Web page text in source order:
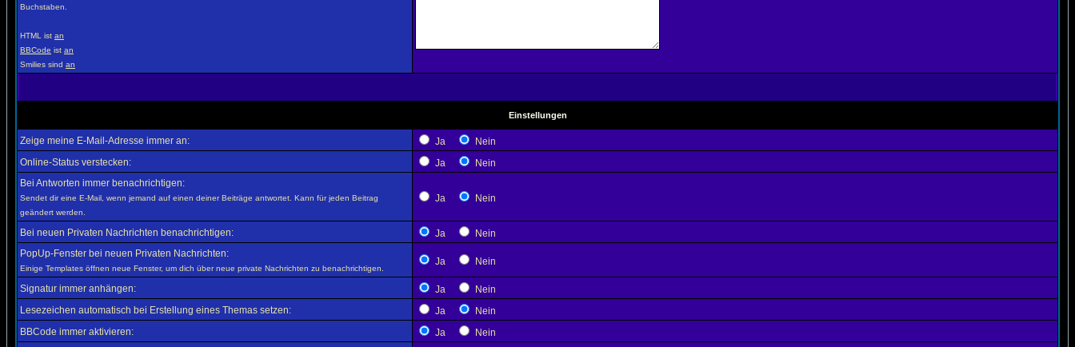
Buchstaben.
HTML ist an
BBCode ist an
Smilies sind an
Einstellungen
Zeige meine E-Mail-Adresse immer an: Ja
Nein
Online-Status verstecken:
Ja
Nein
Bei Antworten immer benachrichtigen:
Sendet dir eine E-Mail, wenn jemand auf einen deiner Beiträge antwortet. Kann für jeden Beitrag
geändert werden.
Ja Nein
Bei neuen Privaten Nachrichten benachrichtigen: Ja
Nein
PopUp-Fenster bei neuen Privaten Nachrichten:
Einige Templates öffnen neue Fenster, um dich über neue private Nachrichten zu benachrichtigen.
Ja Nein
Signatur immer anhängen: Ja
Nein
Lesezeichen automatisch bei Erstellung eines Themas setzen:
Ja
Nein
BBCode immer aktivieren:
Ja Nein